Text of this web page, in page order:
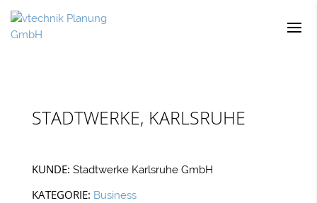
STADTWERKE, KARLSRUHE
KUNDE: Stadtwerke Karlsruhe GmbH
KATEGORIE: Business